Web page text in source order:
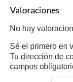
Valoraciones
No hay
Sé el primero en
Tu dirección de
campos